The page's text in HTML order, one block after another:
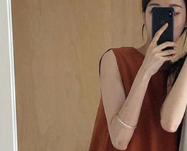
Gabungan Nama Rasul
Asma’ul
Ayreen
Nama